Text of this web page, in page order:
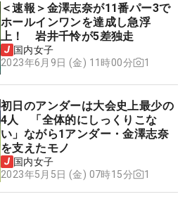
＜速報＞金澤志奈が11番パー3で
ホールインワンを達成し急浮
上！ 岩井千怜が5差独走
国内女子
2023年6月9日 (金) 11時00分
1
初日のアンダーは大会史上最少の
4人 「全体的にしっくりこな
い」ながら1アンダー・金澤志奈
を支えたモノ
国内女子
2023年5月5日 (金) 07時15分
1